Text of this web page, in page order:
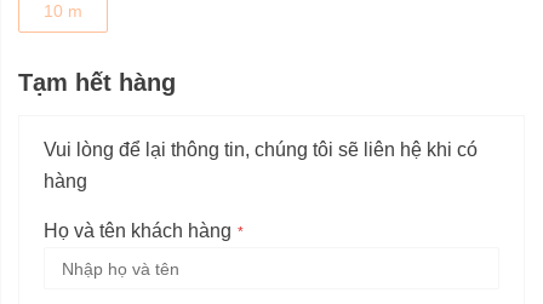
10 m
Tạm hết hàng
Vui lòng để lại thông tin, chúng tôi sẽ liên hệ khi có
hàng
Họ và tên khách hàng